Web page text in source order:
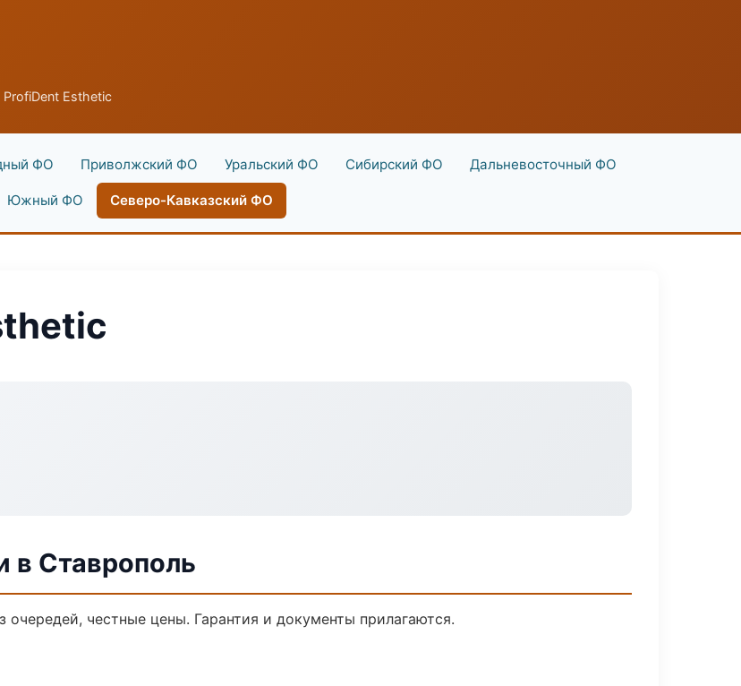
ProfiDent Esthetic
ФО Приволжский ФО Уральский ФО Сибирский ФО Дальневосточный ФО
Южный ФО Северо-Кавказский ФО
в Ставрополь
честные цены. Гарантия и документы прилагаются.